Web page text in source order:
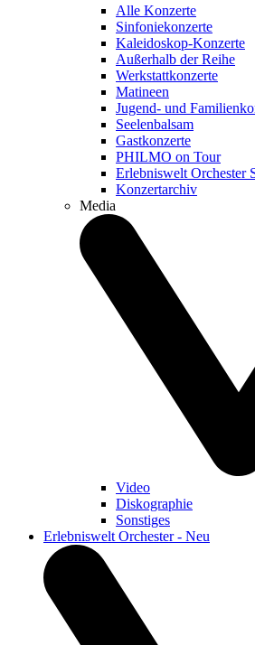
Alle Konzerte
Sinfoniekonzerte
Kaleidoskop-Konzerte
Außerhalb der Reihe
Werkstattkonzerte
Matineen
Jugend- und
Seelenbalsam
Gastkonzerte
PHILMO on Tour
Erlebniswelt Orchester
Konzertarchiv
Media
Video
Diskographie
Sonstiges
Erlebniswelt Orchester - Neu